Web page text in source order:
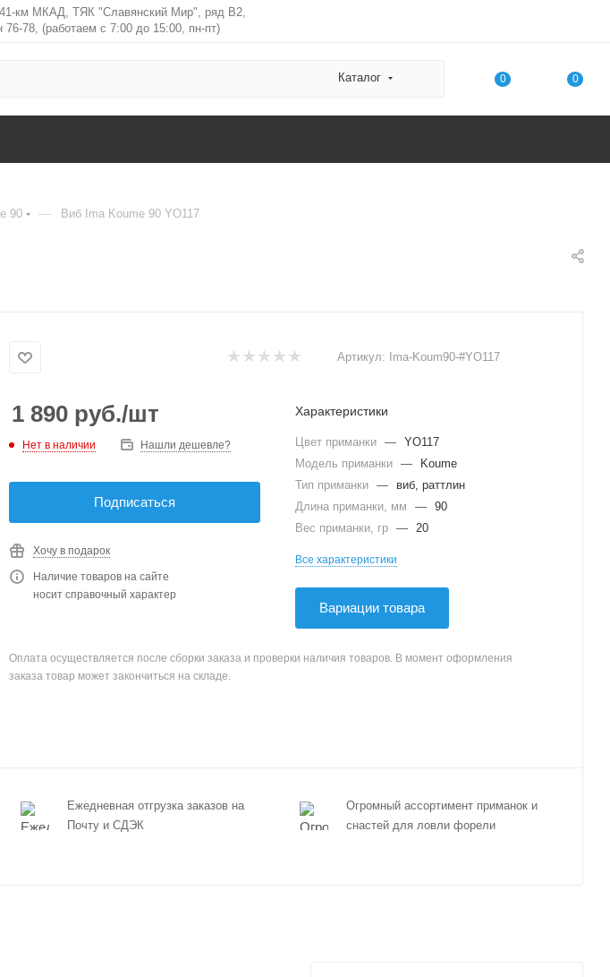
км МКАД, ТЯК "Славянский Мир", ряд В2,
76-78, (работаем с 7:00 до 15:00, пн-пт)
Каталог 0 0
90 — Виб Ima Koume 90 YO117
Артикул: Ima-Koum90-#YO117
1 890 руб./шт
Нет в наличии Нашли дешевле?
Подписаться
Хочу в подарок
Наличие товаров на сайте
носит справочный характер
Характеристики
Цвет приманки — YO117
Модель приманки —
Koume
Тип приманки —
виб, раттлин
Длина приманки, мм
— 90
Вес приманки, гр — 20
Все характеристики
Вариации товара
Оплата осуществляется после сборки заказа и проверки наличия товаров. В момент оформления
заказа товар может закончиться на складе.
Ежедневная отгрузка заказов на
Почту и СДЭК
Огромный ассортимент приманок и
снастей для ловли форели